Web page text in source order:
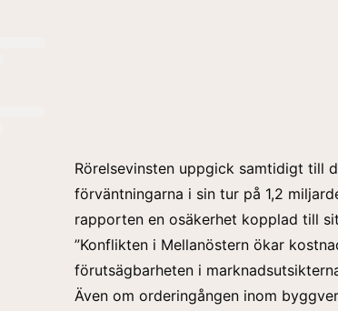
Rörelsevinsten uppgick samtidigt till
förväntningarna i sin tur på 1,2
rapporten en osäkerhet kopplad till
”Konflikten i Mellanöstern ökar
förutsägbarheten i
Även om orderingången inom